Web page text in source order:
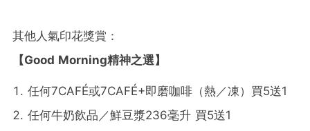
其他人氣印花獎賞：
【Good Morning精神之選】
任何7CAFÉ或7CAFÉ+即磨咖啡（熱／凍）買5送1
任何牛奶飲品／鮮豆漿236毫升 買5送1